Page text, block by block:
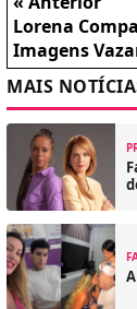
Lorena
Imagens
MAIS